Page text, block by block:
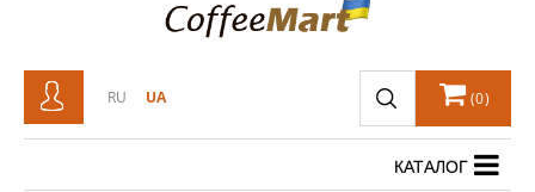
RU UA (0)
КАТАЛОГ